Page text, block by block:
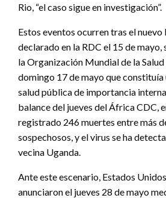
Rio, “el caso sigue en investigación”.
Estos eventos ocurren tras el
declarado en la RDC el 15 de
la Organización Mundial de la
domingo 17 de mayo que constituía
salud pública de importancia
balance del jueves del África CDC,
registrado 246 muertes entre más
sospechosos, y el virus se ha
vecina Uganda.
Ante este escenario, Estados
anunciaron el jueves 28 de mayo